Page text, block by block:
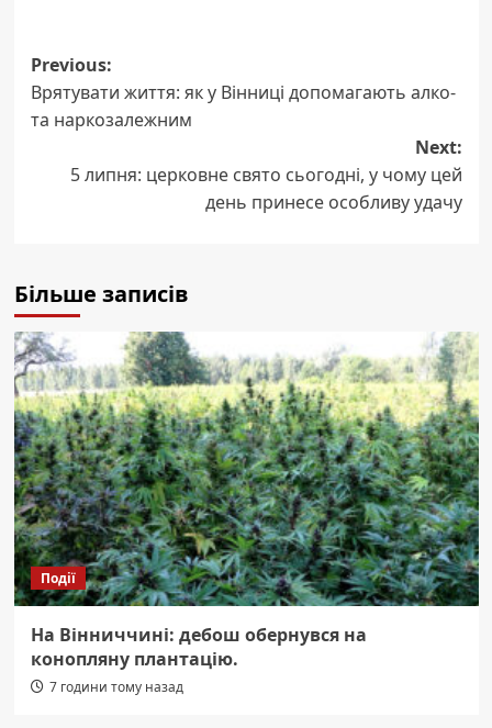
Post
navigation
Previous:
Врятувати життя: як у Вінниці допомагають алко-
та наркозалежним
Next:
5 липня: церковне свято сьогодні, у чому цей
день принесе особливу удачу
Більше записів
Події
На Вінниччині: дебош обернувся на
конопляну плантацію.
7 години тому назад